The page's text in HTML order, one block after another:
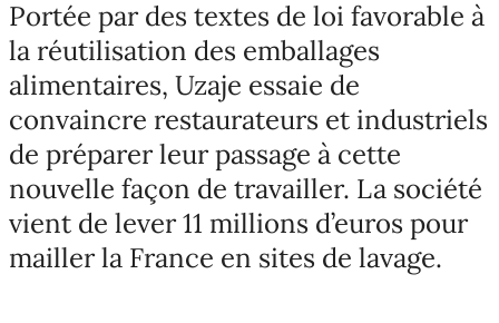
Portée par des textes de loi favorable à
la réutilisation des emballages
alimentaires, Uzaje essaie de
convaincre restaurateurs et industriels
de préparer leur passage à cette
nouvelle façon de travailler. La société
vient de lever 11 millions d’euros pour
mailler la France en sites de lavage.